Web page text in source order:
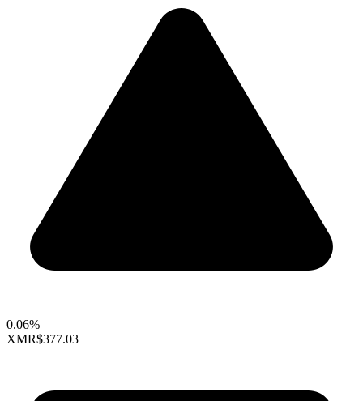
0.06%
XMR$377.03